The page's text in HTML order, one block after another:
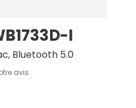
I
Bluetooth 5.0
avis